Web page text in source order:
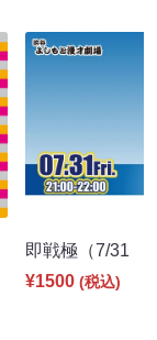
即戦極（7/31
¥1500 (税込)